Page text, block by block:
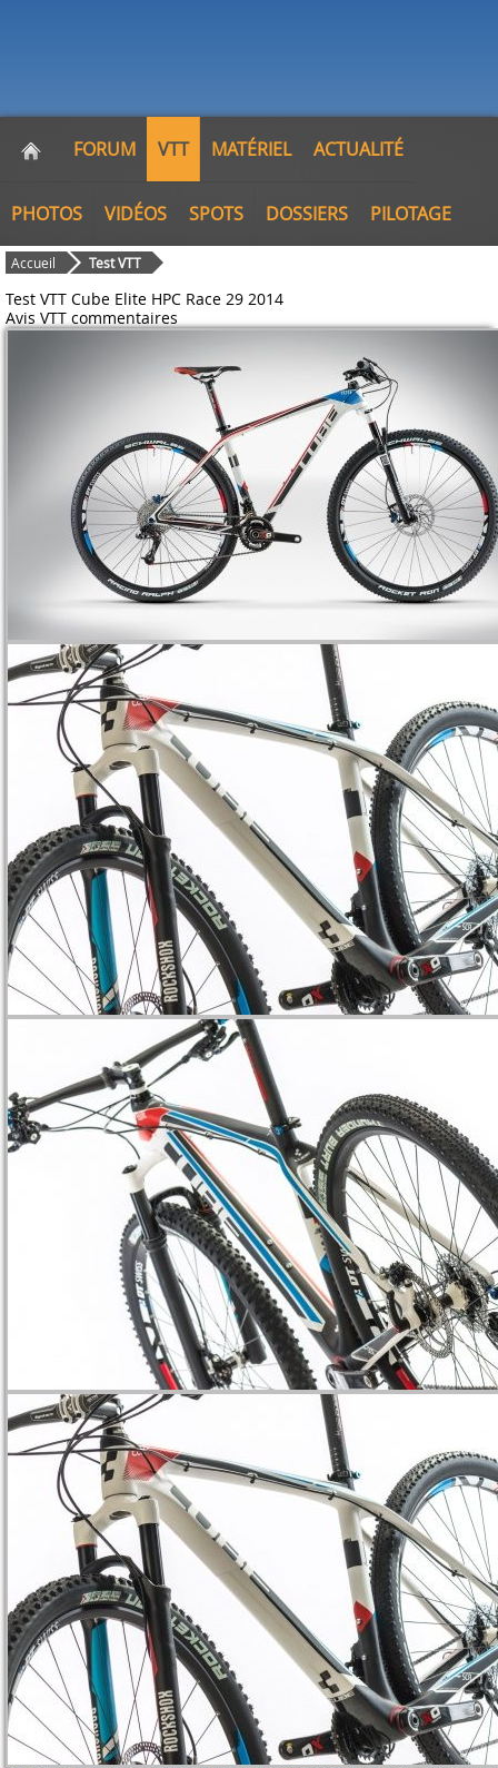
FORUM VTT MATÉRIEL ACTUALITÉ
PHOTOS VIDÉOS SPOTS DOSSIERS PILOTAGE
Accueil Test VTT
Test VTT Cube Elite HPC Race 29 2014
Avis VTT commentaires